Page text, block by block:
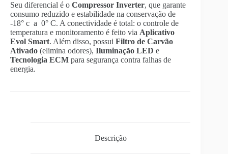
Seu diferencial é o Compressor Inverter, que garante
consumo reduzido e estabilidade na conservação de
-18° c a 0° C. A conectividade é total: o controle de
temperatura e monitoramento é feito via Aplicativo
Evol Smart. Além disso, possui Filtro de Carvão
Ativado (elimina odores), Iluminação LED e
Tecnologia ECM para segurança contra falhas de
energia.
Descrição